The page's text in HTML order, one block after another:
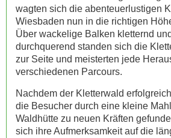
wagten sich die abenteuerlustigen
Wiesbaden nun in die richtigen
Über wackelige Balken kletternd
durchquerend standen sich die
zur Seite und meisterten jede
verschiedenen Parcours.
Nachdem der Kletterwald
die Besucher durch eine kleine
Waldhütte zu neuen Kräften
sich ihre Aufmerksamkeit auf die